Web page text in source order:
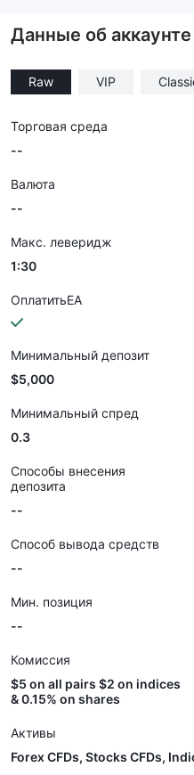
Данные об аккаунте
Raw VIP
Торговая среда
--
Валюта
--
Макс. леверидж
1:30
ОплатитьEA
Минимальный депозит
$5,000
Минимальный спред
0.3
Способы внесения
депозита
--
Способ вывода средств
--
Мин. позиция
--
Комиссия
$5 on all pairs $2 on indices
& 0.15% on shares
Активы
Forex CFDs, Stocks CFDs,